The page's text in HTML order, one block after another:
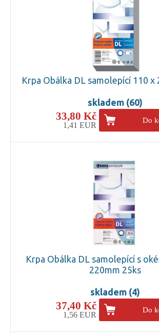
Krpa Obálka DL samolepící 110 x
skladem (60)
33,80 Kč
1,41 EUR
Do
Krpa Obálka DL samolepící s
220mm 25ks
skladem (4)
37,40 Kč
1,56 EUR
Do